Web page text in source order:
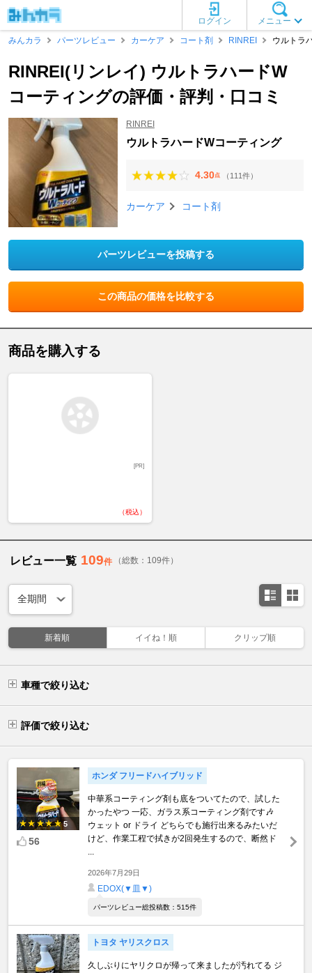
メニュー
ログイン
みんカラ
パーツレビュー カーケア コート剤 RINREI ウルトラ
RINREI(リンレイ) ウルトラハードW
コーティングの評価・評判・口コミ
RINREI
ウルトラハードWコーティング
4.30点 （111件）
カーケア コート剤
パーツレビューを投稿する
この商品の価格を比較する
商品を購入する
[PR]
（税込）
レビュー一覧 109件 （総数：109件）
新着順 イイね！順 クリップ順
車種で絞り込む
評価で絞り込む
5
56
ホンダ フリードハイブリッド
中華系コーティング剤も底をついてたので、試した
かったやつ 一応、ガラス系コーティング剤です🎶
ウェット or ドライ どちらでも施行出来るみたいだ
けど、作業工程で拭きが2回発生するので、断然ド
2026年7月29日
EDOX(▼皿▼)
パーツレビュー総投稿数：515件
トヨタ ヤリスクロス
久しぶりにヤリクロが帰って来ましたが汚れてる ジ